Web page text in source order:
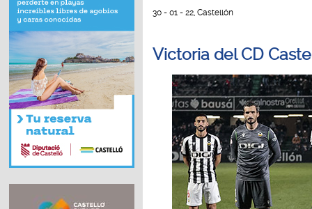
30 - 01 - 22, Castellón
Victoria del CD